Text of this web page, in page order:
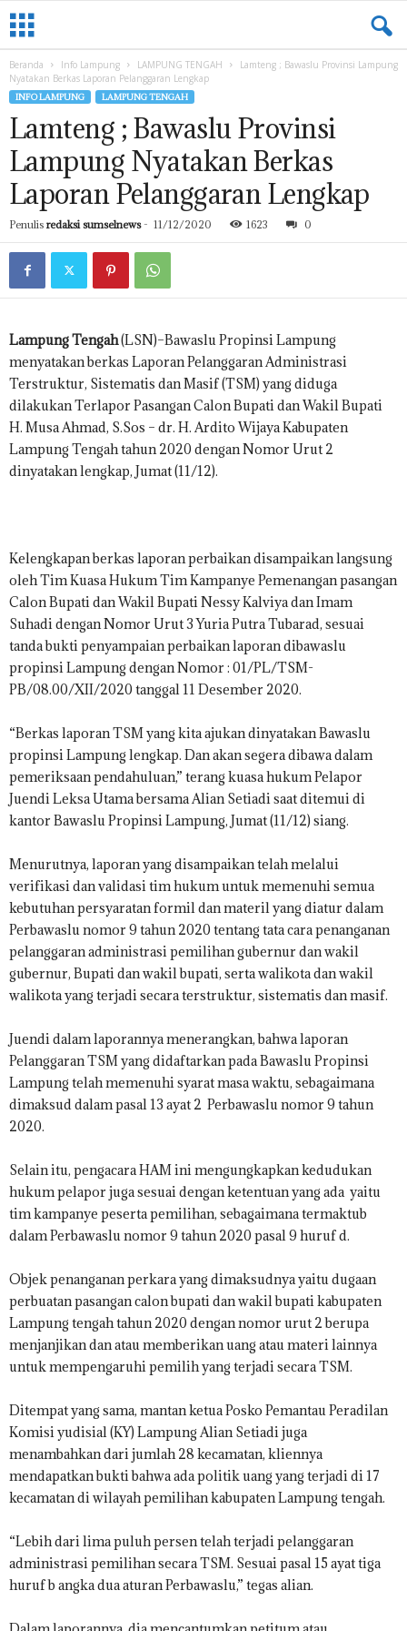
M
E
Beranda Info Lampung LAMPUNG TENGAH
Lamteng ; Bawaslu Provinsi Lampung
Nyatakan Berkas Laporan Pelanggaran Lengkap
INFO LAMPUNG LAMPUNG TENGAH
Lamteng ; Bawaslu Provinsi
Lampung Nyatakan Berkas
Laporan Pelanggaran Lengkap
Penulis redaksi sumselnews- 11/12/2020 1623 0
Lampung Tengah(LSN)–Bawaslu Propinsi Lampung
menyatakan berkas Laporan Pelanggaran Administrasi
Terstruktur, Sistematis dan Masif (TSM) yang diduga
dilakukan Terlapor Pasangan Calon Bupati dan Wakil Bupati
H. Musa Ahmad, S.Sos – dr. H. Ardito Wijaya Kabupaten
Lampung Tengah tahun 2020 dengan Nomor Urut 2
dinyatakan lengkap, Jumat (11/12).
Kelengkapan berkas laporan perbaikan disampaikan langsung
oleh Tim Kuasa Hukum Tim Kampanye Pemenangan pasangan
Calon Bupati dan Wakil Bupati Nessy Kalviya dan Imam
Suhadi dengan Nomor Urut 3 Yuria Putra Tubarad, sesuai
tanda bukti penyampaian perbaikan laporan dibawaslu
propinsi Lampung dengan Nomor : 01/PL/TSM-
PB/08.00/XII/2020 tanggal 11 Desember 2020.
“Berkas laporan TSM yang kita ajukan dinyatakan Bawaslu
propinsi Lampung lengkap. Dan akan segera dibawa dalam
pemeriksaan pendahuluan,” terang kuasa hukum Pelapor
Juendi Leksa Utama bersama Alian Setiadi saat ditemui di
kantor Bawaslu Propinsi Lampung, Jumat (11/12) siang.
Menurutnya, laporan yang disampaikan telah melalui
verifikasi dan validasi tim hukum untuk memenuhi semua
kebutuhan persyaratan formil dan materil yang diatur dalam
Perbawaslu nomor 9 tahun 2020 tentang tata cara penanganan
pelanggaran administrasi pemilihan gubernur dan wakil
gubernur, Bupati dan wakil bupati, serta walikota dan wakil
walikota yang terjadi secara terstruktur, sistematis dan masif.
Juendi dalam laporannya menerangkan, bahwa laporan
Pelanggaran TSM yang didaftarkan pada Bawaslu Propinsi
Lampung telah memenuhi syarat masa waktu, sebagaimana
dimaksud dalam pasal 13 ayat 2 Perbawaslu nomor 9 tahun
2020.
Selain itu, pengacara HAM ini mengungkapkan kedudukan
hukum pelapor juga sesuai dengan ketentuan yang ada yaitu
tim kampanye peserta pemilihan, sebagaimana termaktub
dalam Perbawaslu nomor 9 tahun 2020 pasal 9 huruf d.
Objek penanganan perkara yang dimaksudnya yaitu dugaan
perbuatan pasangan calon bupati dan wakil bupati kabupaten
Lampung tengah tahun 2020 dengan nomor urut 2 berupa
menjanjikan dan atau memberikan uang atau materi lainnya
untuk mempengaruhi pemilih yang terjadi secara TSM.
Ditempat yang sama, mantan ketua Posko Pemantau Peradilan
Komisi yudisial (KY) Lampung Alian Setiadi juga
menambahkan dari jumlah 28 kecamatan, kliennya
mendapatkan bukti bahwa ada politik uang yang terjadi di 17
kecamatan di wilayah pemilihan kabupaten Lampung tengah.
“Lebih dari lima puluh persen telah terjadi pelanggaran
administrasi pemilihan secara TSM. Sesuai pasal 15 ayat tiga
huruf b angka dua aturan Perbawaslu,” tegas alian.